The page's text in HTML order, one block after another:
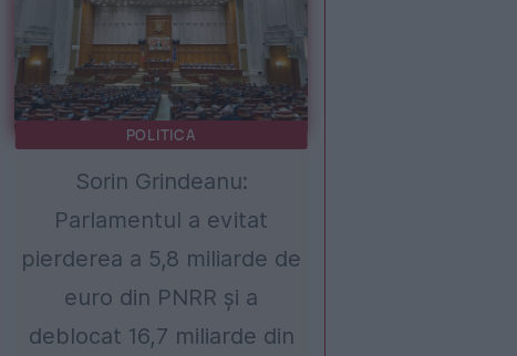
POLITICA
Sorin Grindeanu:
Parlamentul a evitat
pierderea a 5,8 miliarde de
euro din PNRR și a
deblocat 16,7 miliarde din